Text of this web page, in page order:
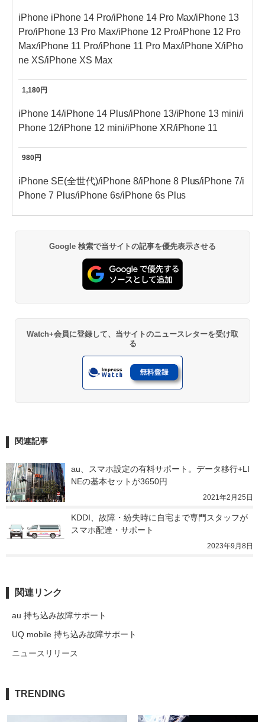
iPhone iPhone 14 Pro/iPhone 14 Pro Max/iPhone 13
Pro/iPhone 13 Pro Max/iPhone 12 Pro/iPhone 12 Pro
Max/iPhone 11 Pro/iPhone 11 Pro Max/iPhone X/iPho
ne XS/iPhone XS Max
1,180円
iPhone 14/iPhone 14 Plus/iPhone 13/iPhone 13 mini/i
Phone 12/iPhone 12 mini/iPhone XR/iPhone 11
980円
iPhone SE(全世代)/iPhone 8/iPhone 8 Plus/iPhone 7/i
Phone 7 Plus/iPhone 6s/iPhone 6s Plus
Google 検索で当サイトの記事を優先表示させる
Watch+会員に登録して、当サイトのニュースレターを受け取
る
関連記事
au、スマホ設定の有料サポート。データ移行+LI
NEの基本セットが3650円
2021年2月25日
KDDI、故障・紛失時に自宅まで専門スタッフが
スマホ配達・サポート
2023年9月8日
関連リンク
au 持ち込み故障サポート
UQ mobile 持ち込み故障サポート
ニュースリリース
TRENDING